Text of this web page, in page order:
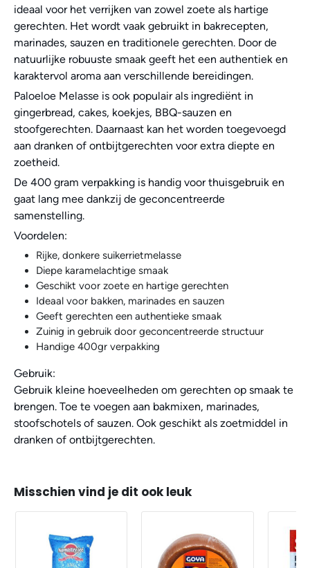
ideaal voor het verrijken van zowel zoete als hartige
gerechten. Het wordt vaak gebruikt in bakrecepten,
marinades, sauzen en traditionele gerechten. Door de
natuurlijke robuuste smaak geeft het een authentiek en
karaktervol aroma aan verschillende bereidingen.
Paloeloe Melasse is ook populair als ingrediënt in
gingerbread, cakes, koekjes, BBQ-sauzen en
stoofgerechten. Daarnaast kan het worden toegevoegd
aan dranken of ontbijtgerechten voor extra diepte en
zoetheid.
De 400 gram verpakking is handig voor thuisgebruik en
gaat lang mee dankzij de geconcentreerde
samenstelling.
Voordelen:
Rijke, donkere suikerrietmelasse
Diepe karamelachtige smaak
Geschikt voor zoete en hartige gerechten
Ideaal voor bakken, marinades en sauzen
Geeft gerechten een authentieke smaak
Zuinig in gebruik door geconcentreerde structuur
Handige 400gr verpakking
Gebruik:
Gebruik kleine hoeveelheden om gerechten op smaak te
brengen. Toe te voegen aan bakmixen, marinades,
stoofschotels of sauzen. Ook geschikt als zoetmiddel in
dranken of ontbijtgerechten.
Misschien vind je dit ook leuk